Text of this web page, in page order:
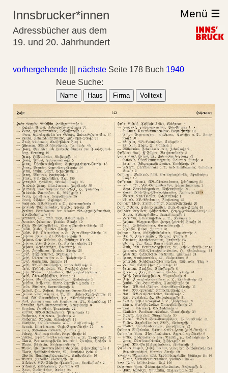
Innsbrucker*innen
Adressbücher aus dem
19. und 20. Jahrhundert
Menü ☰
vorhergehende nächste Seite 178 Buch 1940
Neue Suche:
Name Haus Firma Volltext